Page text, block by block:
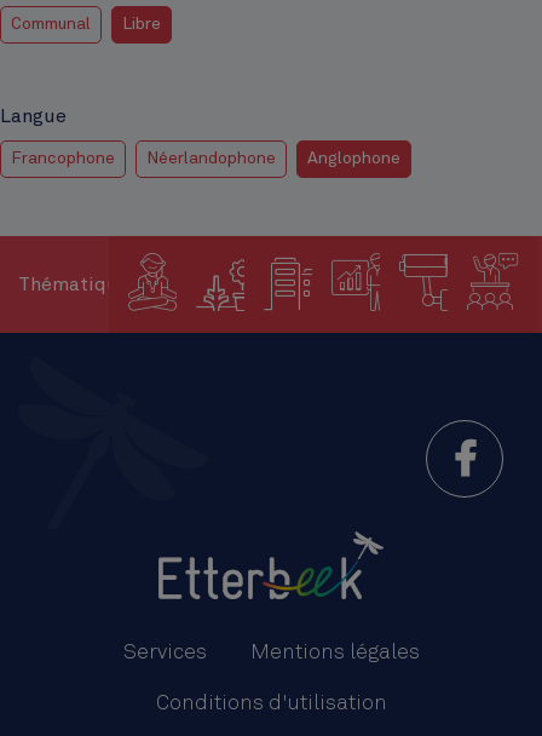
Communal Libre
Langue
Francophone Néerlandophone Anglophone
Thématiques
Services Mentions légales
Conditions d'utilisation